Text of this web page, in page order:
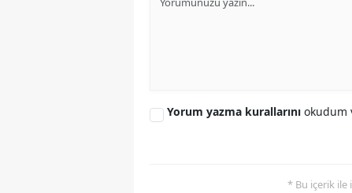
Yorum yazma kurallarını okudum
* Bu içerik ile